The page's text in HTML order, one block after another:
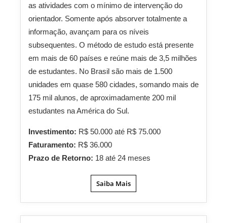
as atividades com o mínimo de intervenção do
orientador. Somente após absorver totalmente a
informação, avançam para os níveis
subsequentes. O método de estudo está presente
em mais de 60 países e reúne mais de 3,5 milhões
de estudantes. No Brasil são mais de 1.500
unidades em quase 580 cidades, somando mais de
175 mil alunos, de aproximadamente 200 mil
estudantes na América do Sul.
Investimento: R$ 50.000 até R$ 75.000
Faturamento: R$ 36.000
Prazo de Retorno: 18 até 24 meses
Saiba Mais